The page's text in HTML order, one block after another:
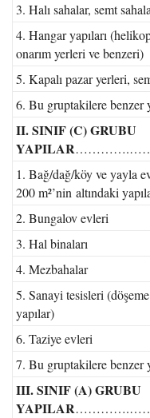
3. Halı sahalar, semt
4. Hangar yapıları
onarım yerleri ve benzeri)
5. Kapalı pazar yerleri,
6. Bu gruptakilere benzer
II. SINIF (C) GRUBU
YAPILAR
1. Bağ/dağ/köy ve yayla
200 m²’nin altındaki
2. Bungalov evleri
3. Hal binaları
4. Mezbahalar
5. Sanayi tesisleri
yapılar)
6. Taziye evleri
7. Bu gruptakilere benzer
III. SINIF (A) GRUBU
YAPILAR